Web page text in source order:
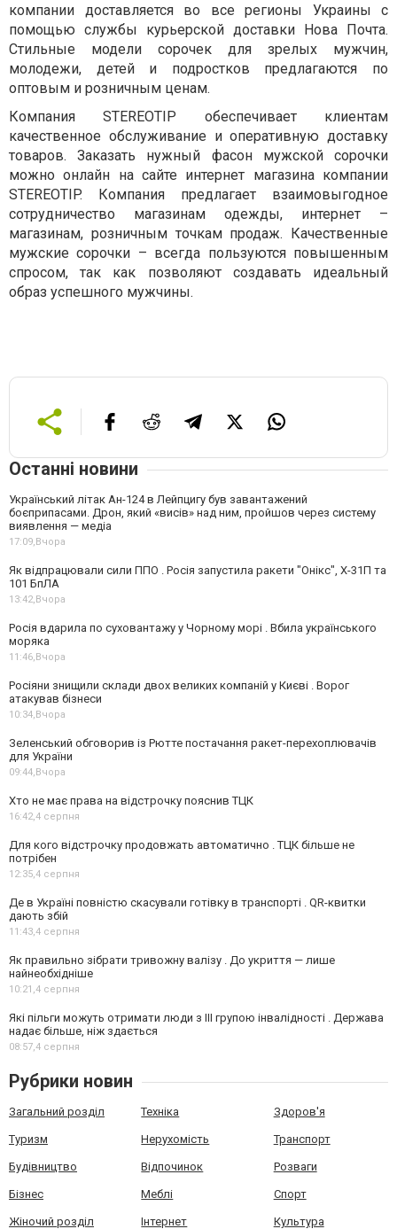
компании доставляется во все регионы Украины с
помощью службы курьерской доставки Нова Почта.
Стильные модели сорочек для зрелых мужчин,
молодежи, детей и подростков предлагаются по
оптовым и розничным ценам.
Компания STEREOTIP обеспечивает клиентам
качественное обслуживание и оперативную доставку
товаров. Заказать нужный фасон мужской сорочки
можно онлайн на сайте интернет магазина компании
STEREOTIP. Компания предлагает взаимовыгодное
сотрудничество магазинам одежды, интернет –
магазинам, розничным точкам продаж. Качественные
мужские сорочки – всегда пользуются повышенным
спросом, так как позволяют создавать идеальный
образ успешного мужчины.
Останні новини
Український літак Ан-124 в Лейпцигу був завантажений
боєприпасами. Дрон, який «висів» над ним, пройшов через систему
виявлення — медіа
17:09,Вчора
Як відпрацювали сили ППО . Росія запустила ракети "Онікс", Х-31П та
101 БпЛА
13:42,Вчора
Росія вдарила по суховантажу у Чорному морі . Вбила українського
моряка
11:46,Вчора
Росіяни знищили склади двох великих компаній у Києві . Ворог
атакував бізнеси
10:34,Вчора
Зеленський обговорив із Рютте постачання ракет-перехоплювачів
для України
09:44,Вчора
Хто не має права на відстрочку пояснив ТЦК
16:42,4 серпня
Для кого відстрочку продовжать автоматично . ТЦК більше не
потрібен
12:35,4 серпня
Де в Україні повністю скасували готівку в транспорті . QR-квитки
дають збій
11:43,4 серпня
Як правильно зібрати тривожну валізу . До укриття — лише
найнеобхідніше
10:21,4 серпня
Які пільги можуть отримати люди з III групою інвалідності . Держава
надає більше, ніж здається
08:57,4 серпня
Рубрики новин
Загальний розділ Техніка Здоров'я
Туризм Нерухомість Транспорт
Будівництво Відпочинок Розваги
Бізнес Меблі Спорт
Жіночий розділ Інтернет Культура